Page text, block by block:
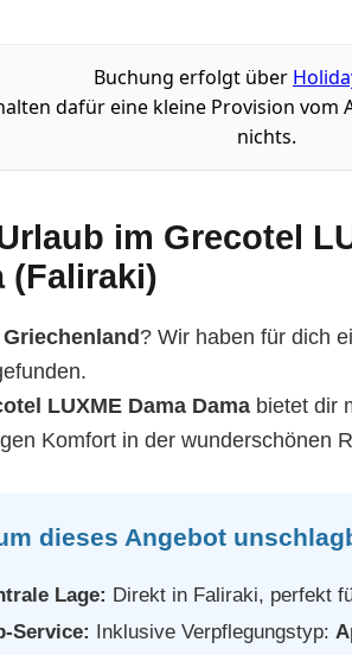
Buchung erfolgt über
dafür eine kleine Provision vom
nichts.
im Grecotel
(Faliraki)
Griechenland? Wir haben für dich
LUXME Dama Dama bietet dir
Komfort in der wunderschönen
dieses Angebot
Lage: Direkt in Faliraki, perfekt
Service: Inklusive Verpflegungstyp: